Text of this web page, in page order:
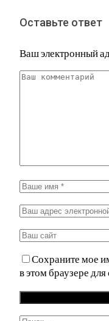
Оставьте ответ
Ваш электронный
Сохраните мое
в этом браузере